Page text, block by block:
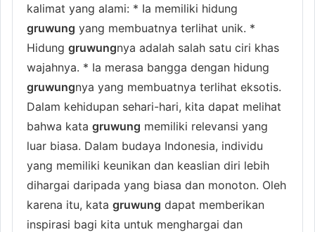
kalimat yang alami: * Ia memiliki hidung
gruwung yang membuatnya terlihat unik. *
Hidung gruwungnya adalah salah satu ciri khas
wajahnya. * Ia merasa bangga dengan hidung
gruwungnya yang membuatnya terlihat eksotis.
Dalam kehidupan sehari-hari, kita dapat melihat
bahwa kata gruwung memiliki relevansi yang
luar biasa. Dalam budaya Indonesia, individu
yang memiliki keunikan dan keaslian diri lebih
dihargai daripada yang biasa dan monoton. Oleh
karena itu, kata gruwung dapat memberikan
inspirasi bagi kita untuk menghargai dan